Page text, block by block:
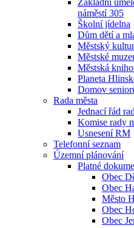
Základní
náměstí 305
Školní jídelna
Dům dětí a
Městský
Městské
Městská
Planeta
Domov
Rada města
Jednací řád
Komise rady
Usnesení RM
Telefonní seznam
Územní plánování
Platné
Obec
Obec
Město
Obec
Obec